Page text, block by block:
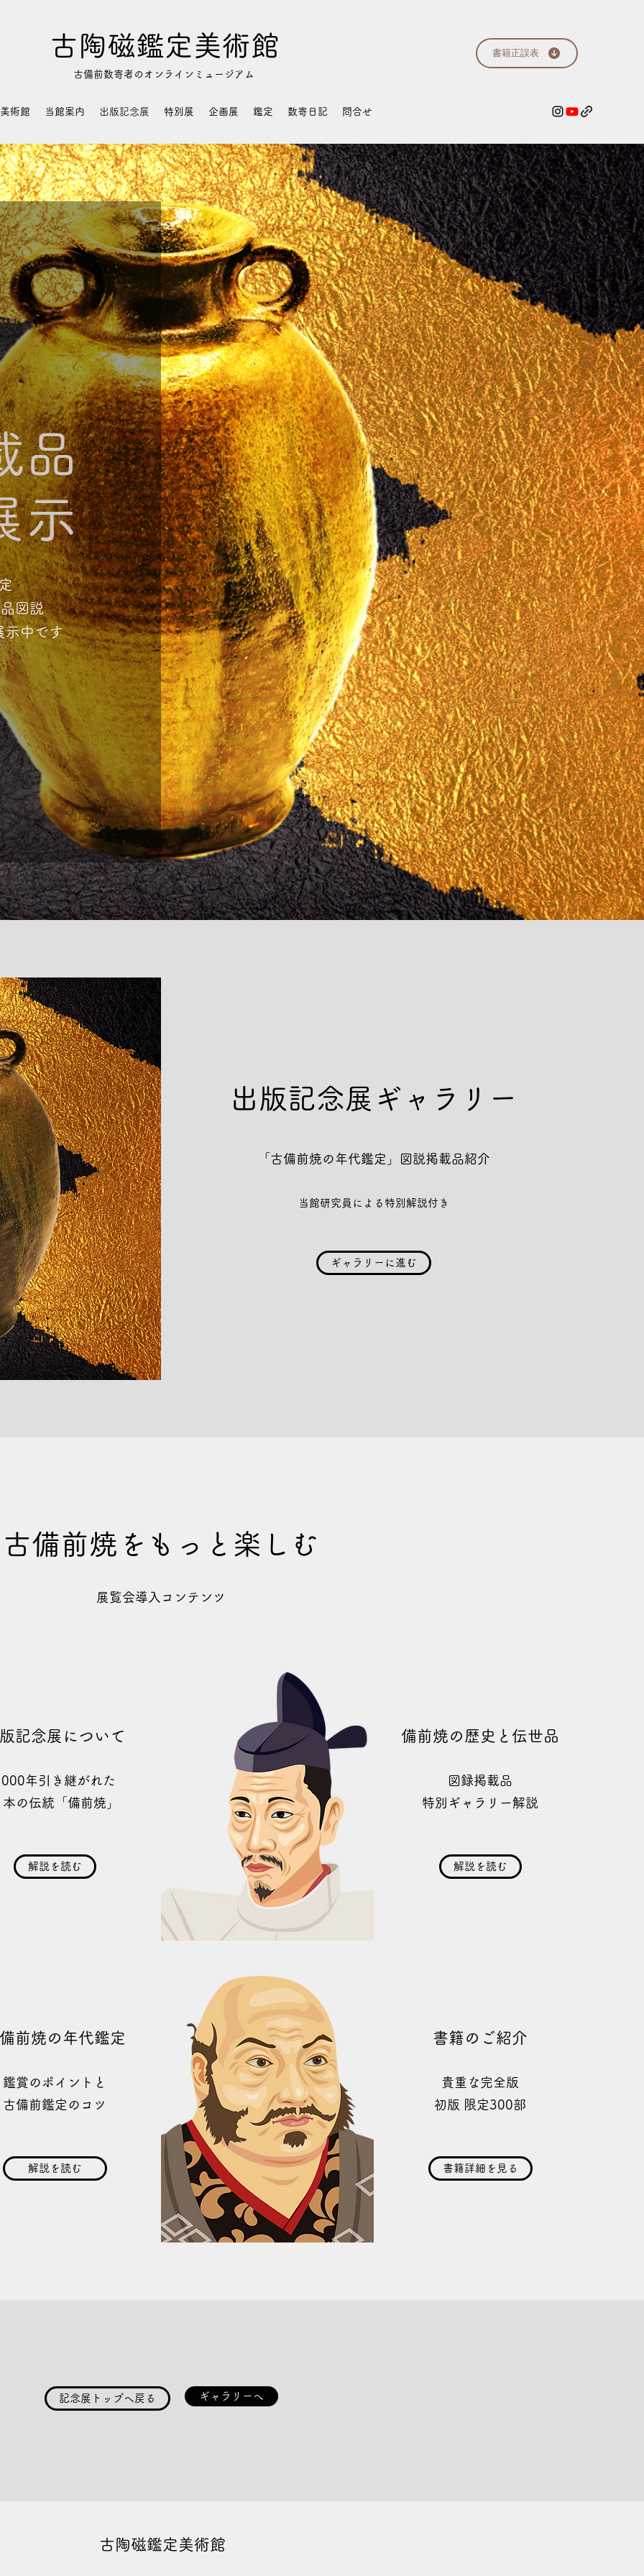
古陶磁鑑定美術館
​古備前数寄者のオンラインミュージアム
書籍正誤表
術館 当館案内 出版記念展 特別展 企画展 鑑定 数寄日記 問合せ
品
示
図説
示中です
​出版記念展ギャラリー
「古備前焼の年代鑑定」図説掲載品紹介
当館研究員による特別解説付き
ギャラリーに進む
古備前焼をもっと楽しむ
展覧会導入コンテンツ
記念展について
年引き継がれた
の伝統「備前焼」
解説を読む
備前焼の歴史と伝世品
図録掲載品
特別ギャラリー解説
解説を読む
前焼の年代鑑定
鑑賞のポイントと
古備前鑑定のコツ
解説を読む
書籍のご紹介
貴重な完全版
初版 限定300部
書籍詳細を見る
記念展トップへ戻る ギャラリーへ
古陶磁鑑定美術館